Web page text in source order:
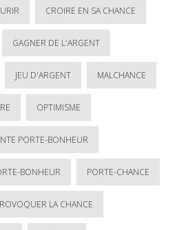
CROIRE EN SA CHANCE
GAGNER DE L'ARGENT
JEU D'ARGENT MALCHANCE
OPTIMISME
PORTE-BONHEUR
BONHEUR PORTE-CHANCE
LA CHANCE